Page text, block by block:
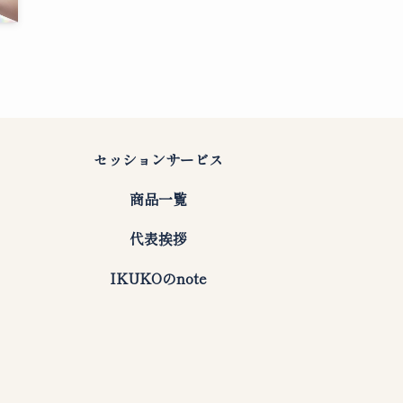
セッションサービス
商品一覧
代表挨拶
IKUKOのnote